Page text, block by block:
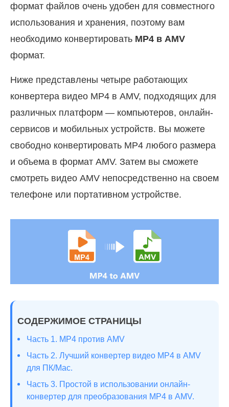
формат файлов очень удобен для совместного
использования и хранения, поэтому вам
необходимо конвертировать MP4 в AMV
формат.
Ниже представлены четыре работающих
конвертера видео MP4 в AMV, подходящих для
различных платформ — компьютеров, онлайн-
сервисов и мобильных устройств. Вы можете
свободно конвертировать MP4 любого размера
и объема в формат AMV. Затем вы сможете
смотреть видео AMV непосредственно на своем
телефоне или портативном устройстве.
СОДЕРЖИМОЕ СТРАНИЦЫ
Часть 1. MP4 против AMV
Часть 2. Лучший конвертер видео MP4 в AMV
для ПК/Mac.
Часть 3. Простой в использовании онлайн-
конвертер для преобразования MP4 в AMV.